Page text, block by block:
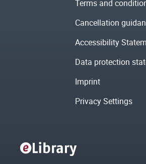
Terms and
Cancellation
Accessibility
Data protection
Imprint
Privacy Settings